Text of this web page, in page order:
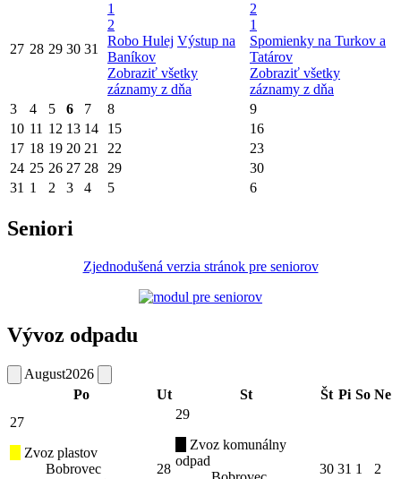
27 28 29 30 31
1
2
Robo Hulej Výstup na
Baníkov
Zobraziť všetky
záznamy z dňa
2
1
Spomienky na Turkov a
Tatárov
Zobraziť všetky
záznamy z dňa
3
4 5 6 7 8
9
10 11 12 13 14 15
16
17 18 19 20 21 22
23
24 25 26 27 28 29
30
31 1 2 3 4 5 6
Seniori
Zjednodušená verzia stránok pre seniorov
Vývoz odpadu
August2026
Po
Ut St Št Pi So Ne
27
Zvoz plastov
Bobrovec
28
29
Zvoz komunálny
odpad
30 31 1 2